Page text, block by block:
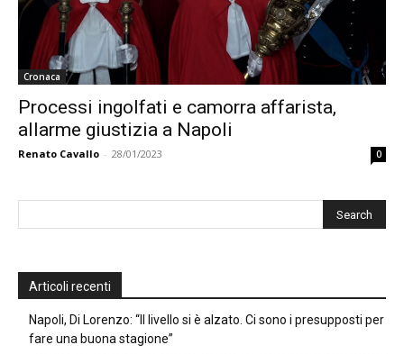
Cronaca
Processi ingolfati e camorra affarista,
allarme giustizia a Napoli
Renato Cavallo - 28/01/2023 0
Articoli recenti
Napoli, Di Lorenzo: “Il livello si è alzato. Ci sono i presupposti per
fare una buona stagione”